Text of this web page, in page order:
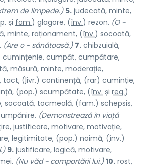
de limpede.) 5. judecată, minte,
și fam.) glagore, (înv.) rezon. (O ~
minte, raționament, (înv.) socoată,
(Are o ~ sănătoasă.) 7. chibzuială,
cumințenie, cumpăt, cumpătare,
măsură, minte, moderație,
tact, (livr.) continență, (rar) cuminție,
nță, (pop.) scumpătate, (înv. și reg.)
socoată, tocmeală, (fam.) schepsis,
ire. (Demonstrează în viață
justificare, motivare, motivație,
re, legitimitate, (pop.) noimă, (înv.)
9. justificare, logică, motivare,
(Nu văd ~ comportării lui.) 10. rost,